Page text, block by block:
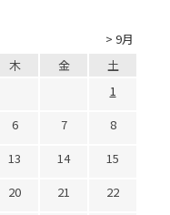
> 9月
木 金
土
1
6 7
8
13 14
15
20 21
22